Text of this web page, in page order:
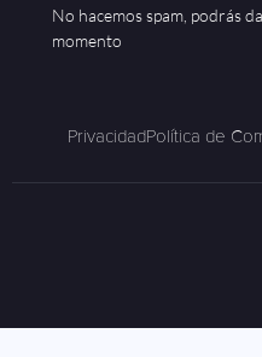
No hacemos spam, podrás
momento
PrivacidadPolítica de